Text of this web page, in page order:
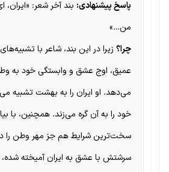
پاسخ پیشنهادی: بند آخر شعر:
من…»
چرا؟ زیرا در این بند، شاعر با
عمیق، اوج عشق و وابستگی خود به
می‌دهد. او ایران را به بهشت تشبیه
خود را به آن گره می‌زند. همچنین، با
سخت‌ترین شرایط هم جز مهر وطن را
سرشتش با عشق به ایران آمیخته